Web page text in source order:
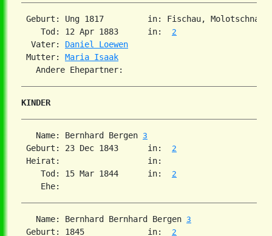
Geburt: Ung 1817         in: Fischau, Molotschna,
    Tod: 12 Apr 1883      in:
2
  Vater:
Daniel Loewen
Mutter: Maria Isaak
KINDER
   Name: Bernhard Bergen
3
Geburt: 23 Dec 1843      in: 2
Heirat:                  in:
    Tod: 15 Mar 1844      in:
2
   Name: Bernhard Bernhard Bergen
3
Geburt: 1845             in: 2